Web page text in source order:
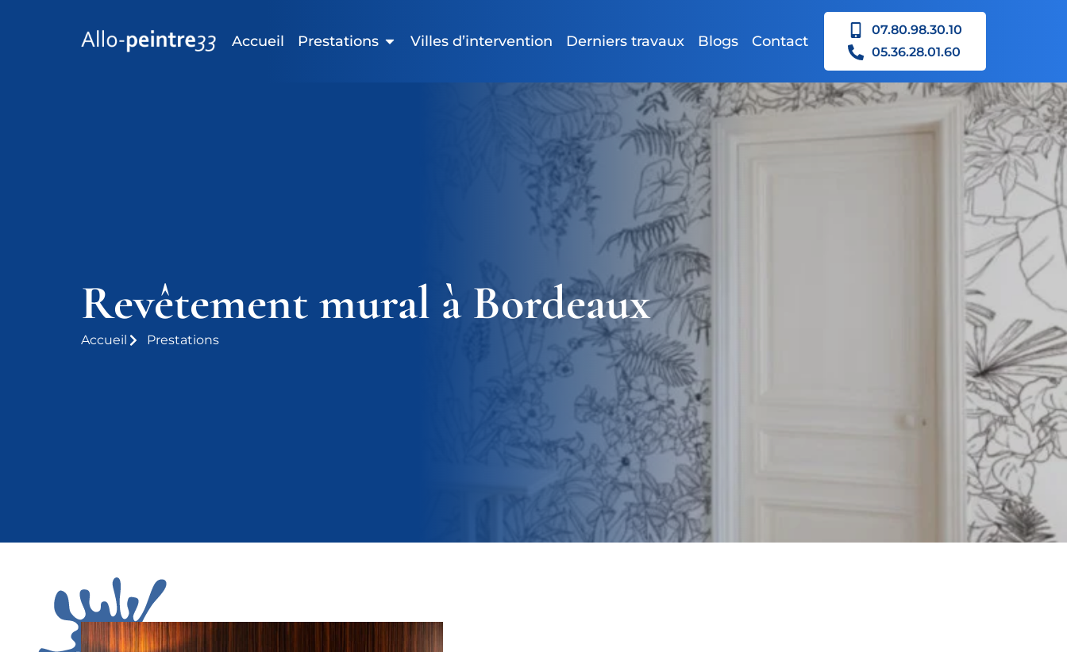
Accueil Prestations Villes d’intervention Derniers travaux Blogs Contact
07.80.98.30.10
05.36.28.01.60
Revêtement mural à Bordeaux
Accueil Prestations